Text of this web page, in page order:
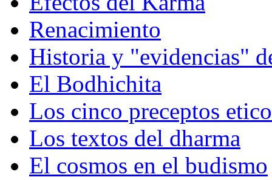
Renacimiento
Historia y "evidencias"
El Bodhichita
Los cinco preceptos
Los textos del dharma
El cosmos en el budismo